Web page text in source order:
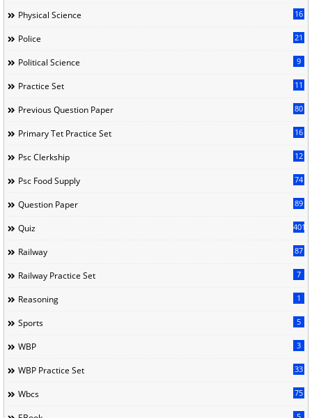
Physical Science 16
Police 21
Political Science 9
Practice Set 11
Previous Question Paper 80
Primary Tet Practice Set 16
Psc Clerkship 12
Psc Food Supply 74
Question Paper 89
Quiz 401
Railway 87
Railway Practice Set 7
Reasoning 1
Sports 5
WBP 3
WBP Practice Set 33
Wbcs 75